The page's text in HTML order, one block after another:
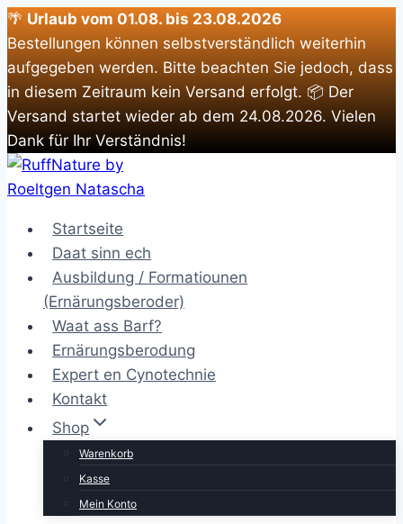
🌴 Urlaub vom 01.08. bis 23.08.2026
Bestellungen können selbstverständlich weiterhin
aufgegeben werden. Bitte beachten Sie jedoch, dass
in diesem Zeitraum kein Versand erfolgt. 📦 Der
Versand startet wieder ab dem 24.08.2026. Vielen
Dank für Ihr Verständnis!
Zum
Inhalt
Startseite
Daat sinn ech
Ausbildung / Formatiounen
(Ernärungsberoder)
Waat ass Barf?
Ernärungsberodung
Expert en Cynotechnie
Kontakt
Shop
Warenkorb
Kasse
Mein Konto